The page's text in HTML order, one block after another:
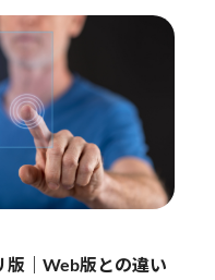
版｜Web版との違い